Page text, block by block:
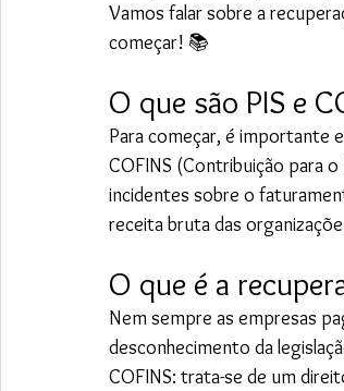
Vamos falar sobre a
começar! 📚
O que são PIS e
Para começar, é importante
COFINS (Contribuição para
incidentes sobre o
receita bruta das
O que é a
Nem sempre as empresas
desconhecimento da
COFINS: trata-se de um